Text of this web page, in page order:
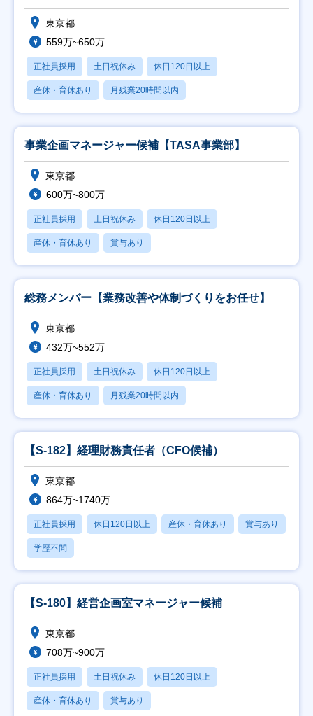
東京都
559万~650万
正社員採用 土日祝休み 休日120日以上
産休・育休あり 月残業20時間以内
事業企画マネージャー候補【TASA事業部】
東京都
600万~800万
正社員採用 土日祝休み 休日120日以上
産休・育休あり 賞与あり
総務メンバー【業務改善や体制づくりをお任せ】
東京都
432万~552万
正社員採用 土日祝休み 休日120日以上
産休・育休あり 月残業20時間以内
【S-182】経理財務責任者（CFO候補）
東京都
864万~1740万
正社員採用 休日120日以上 産休・育休あり 賞与あり
学歴不問
【S-180】経営企画室マネージャー候補
東京都
708万~900万
正社員採用 土日祝休み 休日120日以上
産休・育休あり 賞与あり